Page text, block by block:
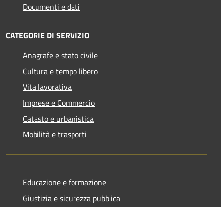
Documenti e dati
CATEGORIE DI SERVIZIO
Anagrafe e stato civile
Cultura e tempo libero
Vita lavorativa
Imprese e Commercio
Catasto e urbanistica
Mobilità e trasporti
Educazione e formazione
Giustizia e sicurezza pubblica